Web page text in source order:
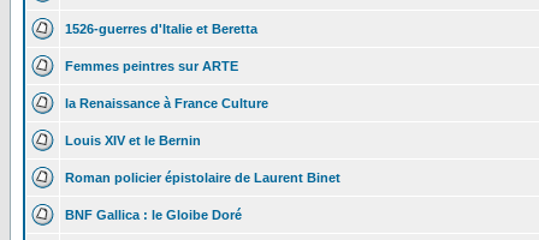
1526-guerres d'Italie et Beretta
Femmes peintres sur ARTE
la Renaissance à France Culture
Louis XIV et le Bernin
Roman policier épistolaire de Laurent Binet
BNF Gallica : le Gloibe Doré